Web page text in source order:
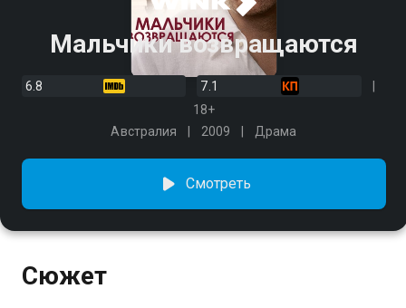
Мальчики возвращаются
6.8
7.1
18+
Австралия
2009 Драма
Смотреть
Сюжет